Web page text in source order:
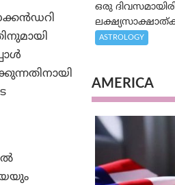
ഒരു
ASTROLOGY
AMERICA